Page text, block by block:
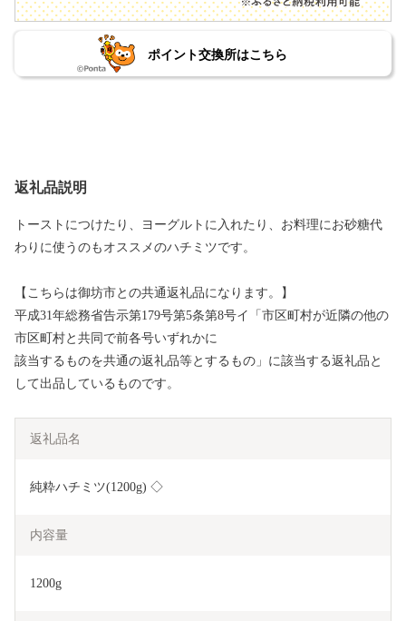
ポイント交換所はこちら
返礼品説明
トーストにつけたり、ヨーグルトに入れたり、お料理にお砂糖代
わりに使うのもオススメのハチミツです。
【こちらは御坊市との共通返礼品になります。】
平成31年総務省告示第179号第5条第8号イ「市区町村が近隣の他の
市区町村と共同で前各号いずれかに
該当するものを共通の返礼品等とするもの」に該当する返礼品と
して出品しているものです。
返礼品名
純粋ハチミツ(1200g) ◇
内容量
1200g